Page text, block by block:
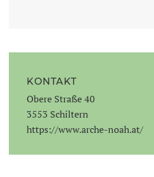
KONTAKT
Obere Straße 40
3553 Schiltern
https://www.arche-noah.at/